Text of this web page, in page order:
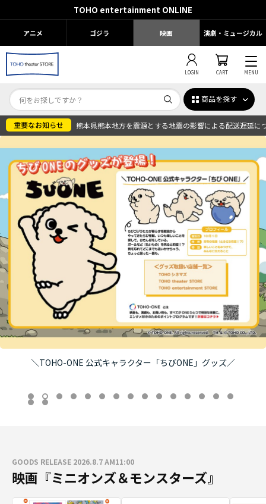
TOHO entertainment ONLINE
アニメ ゴジラ 映画 演劇・ミュージカル
LOGIN CART MENU
商品を探す
熊本県熊本地方を震源とする地震の影響による配送遅延に
＼TOHO-ONE 公式キャラクター「ちびONE」グッズ／
GOODS RELEASE 2026.8.7 AM11:00
映画『ミニオンズ＆モンスターズ』